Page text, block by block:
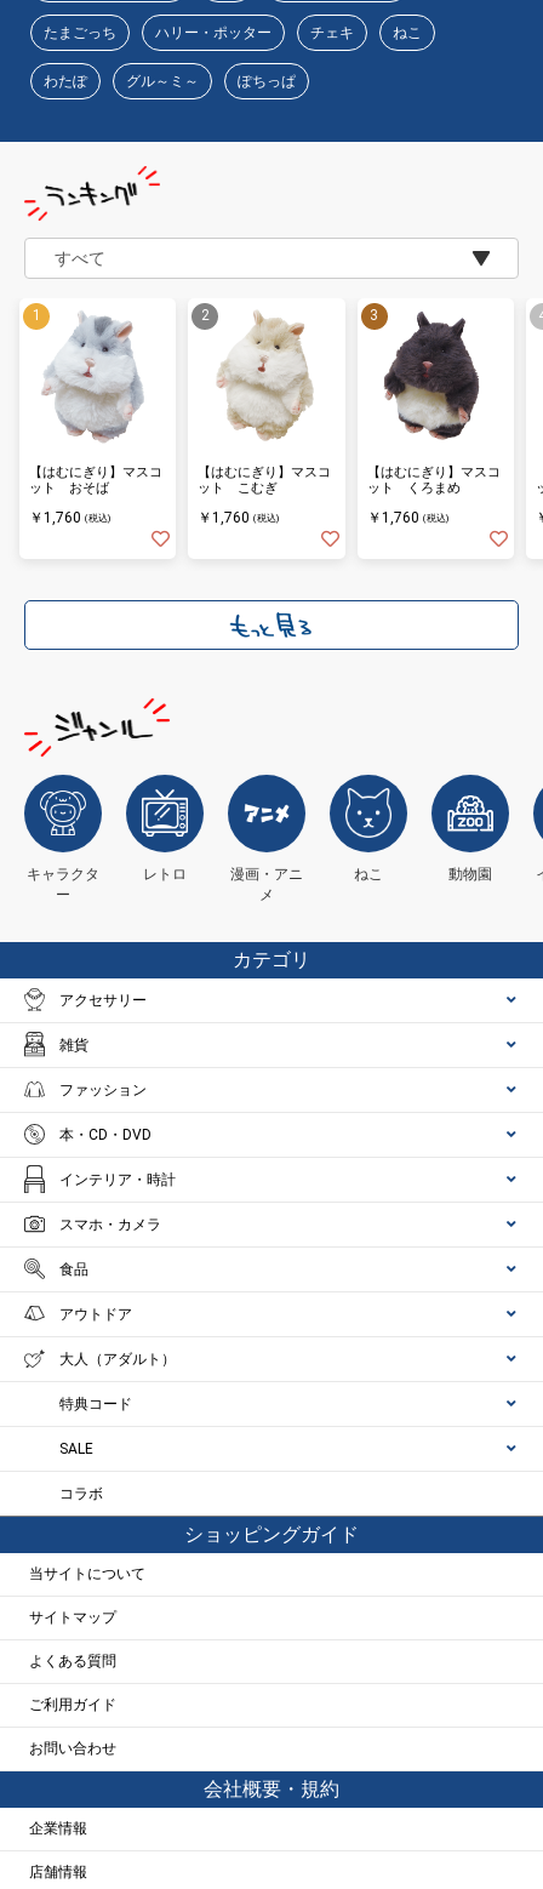
たまごっち ハリー・ポッター チェキ ねこ
わたぽ グル～ミ～ ぽちっぱ
【はむにぎり】マスコ
ット おそば
￥1,760 (税込)
【はむにぎり】マスコ
ット こむぎ
￥1,760 (税込)
【はむにぎり】マスコ
ット くろまめ
￥1,760 (税込)
キャラクタ
ー
レトロ
漫画・アニ
メ
ねこ 動物園
カテゴリ
アクセサリー
雑貨
ファッション
本・CD・DVD
インテリア・時計
スマホ・カメラ
食品
アウトドア
大人（アダルト）
特典コード
SALE
コラボ
ショッピングガイド
当サイトについて
サイトマップ
よくある質問
ご利用ガイド
お問い合わせ
会社概要・規約
企業情報
店舗情報